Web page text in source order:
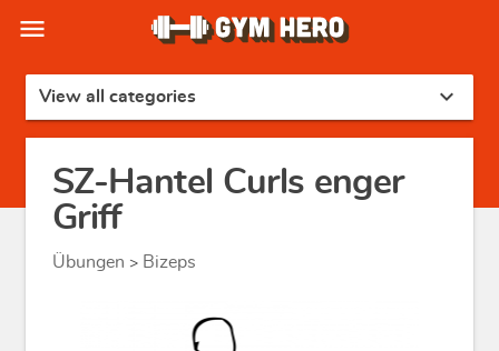
menu
View all categories expand_more
SZ-Hantel Curls enger
Griff
Übungen > Bizeps